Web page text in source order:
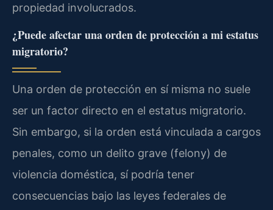
propiedad involucrados.
¿Puede afectar una orden de protección a mi estatus
migratorio?
Una orden de protección en sí misma no suele
ser un factor directo en el estatus migratorio.
Sin embargo, si la orden está vinculada a cargos
penales, como un delito grave (felony) de
violencia doméstica, sí podría tener
consecuencias bajo las leyes federales de